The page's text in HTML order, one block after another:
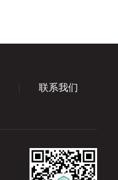
联系我们